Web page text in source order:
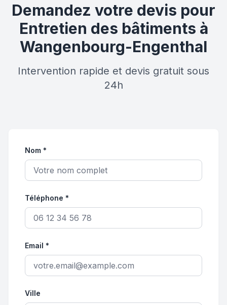
Demandez votre devis pour
Entretien des bâtiments à
Wangenbourg-Engenthal
Intervention rapide et devis gratuit sous
24h
Nom *
Téléphone *
Email *
Ville